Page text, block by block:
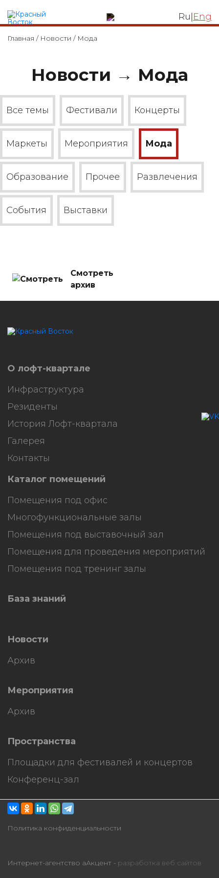
Ru Eng
Главная / Новости / Мода
Новости → Мода
Все темы Фестивали Концерты
Маркеты Мероприятия Мода
Образование Прочее Развлечения
События Выставки
Смотреть
архив
О лофт-квартале
Инфраструктура
Резиденты
История Лофт-квартала
Галерея
Контакты
Каталог помещений
Помещения под офис
Многофункциональные залы
Помещения под выставочный зал
Помещения для проведения мероприятий
Помещения под тренинг залы
База знаний
Новости
Архив
Мероприятия
Архив
Пространства
Площадки для фестивалей и концертов
Конференц-зал
Политика конфиденциальности
Интернет-агентство аАкцент - разработка веб сайтов